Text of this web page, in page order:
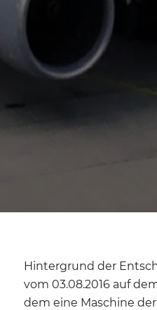
Hintergrund der
vom 03.08.2016 auf
dem eine Maschine